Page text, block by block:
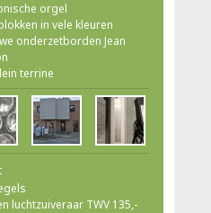
orgel
in vele kleuren
onderzetborden Jean
terrine
luchtzuiveraar TWV 135,-